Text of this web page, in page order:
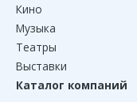
Кино
Музыка
Театры
Выставки
Каталог компаний